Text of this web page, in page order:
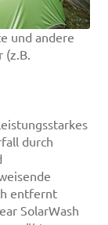
und andere
(z.B.
durch
entfernt
SolarWash